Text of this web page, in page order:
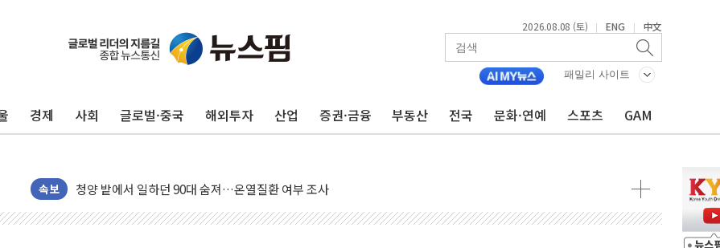
2026.08.08 (토) | ENG | 中文
패밀리 사이트
경제 사회 글로벌·중국 해외투자 산업 증권·금융 부동산 전국 문화·연예 스포츠 GAM
속보
연일 폭염에 온열질환 사망 23명…정부, 비상대응기구 가동
中 전방위 아파트 부양, 수도 베이징도 부동산 규제 철폐
동해시, 11~14일 '별똥별 멍' 운영…페르세우스 유성우 관측
강원 중·남부 동해안 시간당 50mm 이상 폭우…호우경보 발효
폭염에 車 운전면허 기능시험 오전 집중 편성…체감온도 38도 넘으면 중단
李대통령, 'ISA·주가누르기 방지법' 전면 재검토 지시